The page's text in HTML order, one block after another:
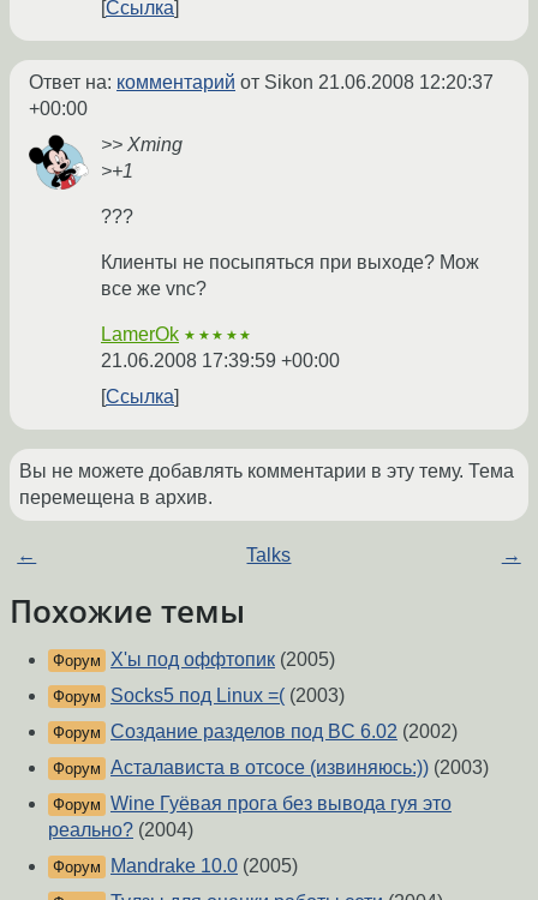
Ссылка
Ответ на: комментарий от Sikon 21.06.2008 12:20:37
+00:00
>> Xming
>+1
???
Клиенты не посыпяться при выходе? Мож
все же vnc?
LamerOk ★★★★★
21.06.2008 17:39:59 +00:00
Ссылка
Вы не можете добавлять комментарии в эту тему. Тема
перемещена в архив.
← Talks →
Похожие темы
Форум X'ы под оффтопик (2005)
Форум Socks5 под Linux =( (2003)
Форум Создание разделов под BC 6.02 (2002)
Форум Асталависта в отсосе (извиняюсь:)) (2003)
Форум Wine Гуёвая прога без вывода гуя это
реально? (2004)
Форум Mandrake 10.0 (2005)